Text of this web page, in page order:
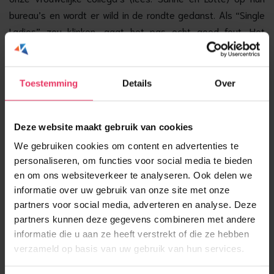
Toestemming Details Over
Deze website maakt gebruik van cookies
We gebruiken cookies om content en advertenties te
personaliseren, om functies voor social media te bieden
en om ons websiteverkeer te analyseren. Ook delen we
informatie over uw gebruik van onze site met onze
partners voor social media, adverteren en analyse. Deze
partners kunnen deze gegevens combineren met andere
informatie die u aan ze heeft verstrekt of die ze hebben
verzameld op basis van uw gebruik van hun services.
bureau’s en wordt er wild in de rondte gedanst. Als “Single
Ladies” zou klinken, gaat het pas echt goed fout. Het
plafond valt naar beneden en er wordt gewoon
hapjes en drankjes geserveerd. De lichten worden gedimd
en de feestverlichting wordt ingeschakeld. Hoge hakken
Dit wil je niet elke werkdag, maar vandaag is een
uitzondering. Speciaal voor Sanne introduceren we het
“Beyoncuurtje”: een uur lang Beyoncé nummers. Geen
pauzes, geen ‘maartjes’, geen beperkingen. Oordopjes
worden vóór het Beyoncuurtje uitgedeeld, zodat collega’s
wel gewoon door kunnen blijven werken. Over 40 minuten
start het Beyoncuurtje. Houd je vast..
Vijf keer slingers